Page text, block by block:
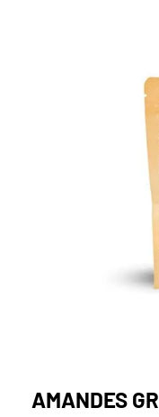
AMANDES